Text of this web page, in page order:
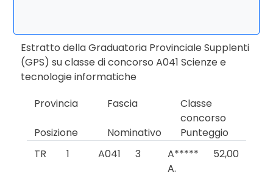
Estratto della Graduatoria Provinciale Supplenti
(GPS) su classe di concorso A041 Scienze e
tecnologie informatiche
Provincia
Fascia
Classe
concorso
Posizione
Nominativo
Punteggio
TR
1 A041 3
A*****
A.
52,00